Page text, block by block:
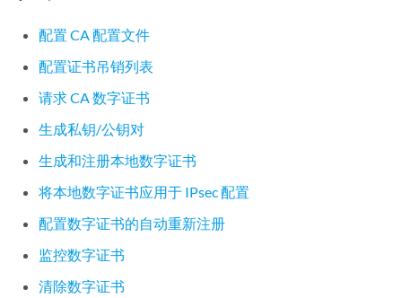
配置 CA 配置文件
配置证书吊销列表
请求 CA 数字证书
生成私钥/公钥对
生成和注册本地数字证书
将本地数字证书应用于 IPsec 配置
配置数字证书的自动重新注册
监控数字证书
清除数字证书